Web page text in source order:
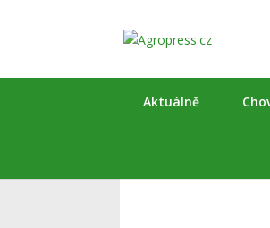
Aktuálně